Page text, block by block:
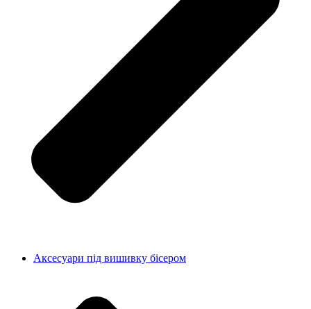
Аксесуари під вишивку бісером